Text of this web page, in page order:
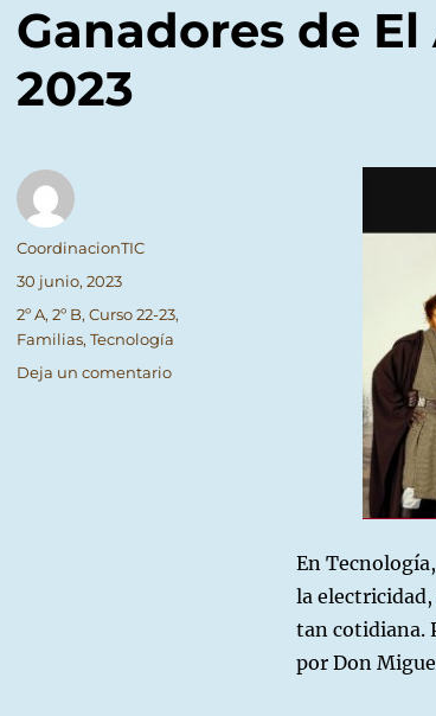
Ganadores de
2023
En
la electricidad,
tan cotidiana.
por Don
Autor
CoordinacionTIC
Publicado
el
30 junio, 2023
Categorías
2º A, 2º B, Curso 22-23,
Familias, Tecnología
Deja un comentarioen